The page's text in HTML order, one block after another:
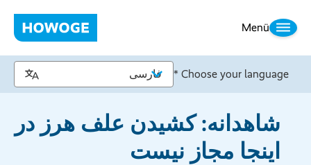
Menü
Choose your language *
شاهدانه: کشیدن علف هرز در
اینجا مجاز نیست